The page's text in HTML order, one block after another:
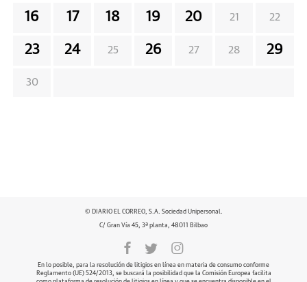
16 17 18 19 20 21 22
23 24 25 26 27 28 29
30
© DIARIO EL CORREO, S.A. Sociedad Unipersonal.
C/ Gran Vía 45, 3ª planta, 48011 Bilbao
En lo posible, para la resolución de litigios en línea en materia de consumo conforme
Reglamento (UE) 524/2013, se buscará la posibilidad que la Comisión Europea facilita